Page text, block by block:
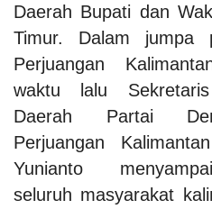
Daerah Bupati dan
Timur. Dalam
Perjuangan
waktu lalu
Daerah Partai
Perjuangan
Yunianto
seluruh masyarakat